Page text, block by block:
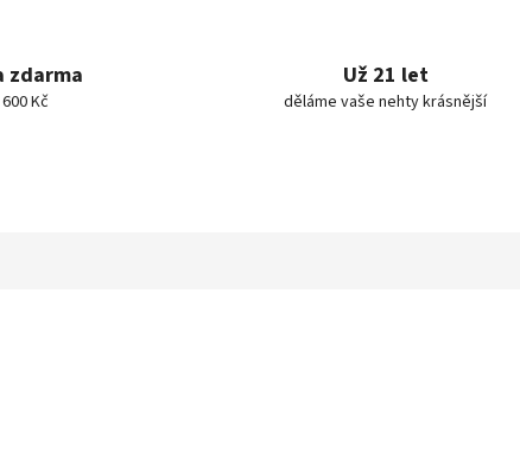
zdarma
Kč
Už 21 let
děláme vaše nehty krásnější